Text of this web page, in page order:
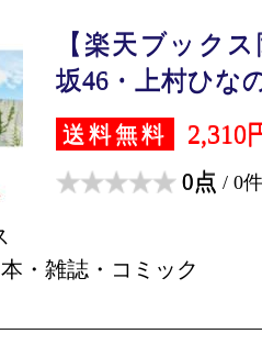
【楽天ブック
坂46・上村ひな
送料無料 2,310
0点 / 0件
・雑誌・コミック